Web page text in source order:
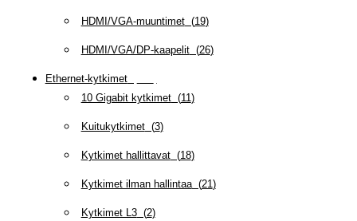
HDMI/VGA-muuntimet(19)
HDMI/VGA/DP-kaapelit(26)
Ethernet-kytkimet(
10 Gigabit kytkimet(11)
Kuitukytkimet(3)
Kytkimet hallittavat(18)
Kytkimet ilman hallintaa(21)
Kytkimet L3(2)